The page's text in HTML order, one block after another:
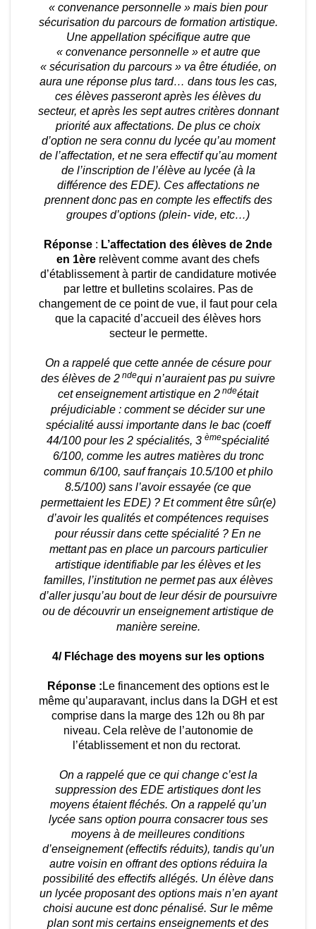
« convenance personnelle » mais bien pour
sécurisation du parcours de formation artistique.
Une appellation spécifique autre que
« convenance personnelle » et autre que
« sécurisation du parcours » va être étudiée, on
aura une réponse plus tard… dans tous les cas,
ces élèves passeront après les élèves du
secteur, et après les sept autres critères donnant
priorité aux affectations. De plus ce choix
d’option ne sera connu du lycée qu’au moment
de l’affectation, et ne sera effectif qu’au moment
de l’inscription de l’élève au lycée (à la
différence des EDE). Ces affectations ne
prennent donc pas en compte les effectifs des
groupes d’options (plein- vide, etc…)
Réponse : L’affectation des élèves de 2nde
en 1ère relèvent comme avant des chefs
d’établissement à partir de candidature motivée
par lettre et bulletins scolaires. Pas de
changement de ce point de vue, il faut pour cela
que la capacité d’accueil des élèves hors
secteur le permette.
On a rappelé que cette année de césure pour
des élèves de 2 ndequi n’auraient pas pu suivre
cet enseignement artistique en 2 ndeétait
préjudiciable : comment se décider sur une
spécialité aussi importante dans le bac (coeff
44/100 pour les 2 spécialités, 3 èmespécialité
6/100, comme les autres matières du tronc
commun 6/100, sauf français 10.5/100 et philo
8.5/100) sans l’avoir essayée (ce que
permettaient les EDE) ? Et comment être sûr(e)
d’avoir les qualités et compétences requises
pour réussir dans cette spécialité ? En ne
mettant pas en place un parcours particulier
artistique identifiable par les élèves et les
familles, l’institution ne permet pas aux élèves
d’aller jusqu’au bout de leur désir de poursuivre
ou de découvrir un enseignement artistique de
manière sereine.
4/ Fléchage des moyens sur les options
Réponse : Le financement des options est le
même qu’auparavant, inclus dans la DGH et est
comprise dans la marge des 12h ou 8h par
niveau. Cela relève de l’autonomie de
l’établissement et non du rectorat.
On a rappelé que ce qui change c’est la
suppression des EDE artistiques dont les
moyens étaient fléchés. On a rappelé qu’un
lycée sans option pourra consacrer tous ses
moyens à de meilleures conditions
d’enseignement (effectifs réduits), tandis qu’un
autre voisin en offrant des options réduira la
possibilité des effectifs allégés. Un élève dans
un lycée proposant des options mais n’en ayant
choisi aucune est donc pénalisé. Sur le même
plan sont mis certains enseignements et des